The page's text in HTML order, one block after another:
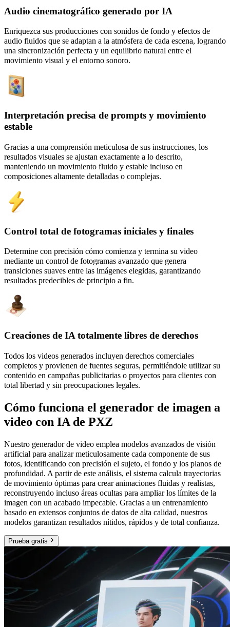
Audio cinematográfico generado por IA
Enriquezca sus producciones con sonidos de fondo y efectos de
audio fluidos que se adaptan a la atmósfera de cada escena, logrando
una sincronización perfecta y un equilibrio natural entre el
movimiento visual y el entorno sonoro.
Interpretación precisa de prompts y movimiento
estable
Gracias a una comprensión meticulosa de sus instrucciones, los
resultados visuales se ajustan exactamente a lo descrito,
manteniendo un movimiento fluido y estable incluso en
composiciones altamente detalladas o complejas.
Control total de fotogramas iniciales y finales
Determine con precisión cómo comienza y termina su video
mediante un control de fotogramas avanzado que genera
transiciones suaves entre las imágenes elegidas, garantizando
resultados predecibles de principio a fin.
Creaciones de IA totalmente libres de derechos
Todos los videos generados incluyen derechos comerciales
completos y provienen de fuentes seguras, permitiéndole utilizar su
contenido en campañas publicitarias o proyectos para clientes con
total libertad y sin preocupaciones legales.
Cómo funciona el generador de imagen a
video con IA de PXZ
Nuestro generador de video emplea modelos avanzados de visión
artificial para analizar meticulosamente cada componente de sus
fotos, identificando con precisión el sujeto, el fondo y los planos de
profundidad. A partir de este análisis, el sistema calcula trayectorias
de movimiento óptimas para crear animaciones fluidas y realistas,
reconstruyendo incluso áreas ocultas para ampliar los límites de la
imagen con un acabado impecable. Gracias a un entrenamiento
basado en extensos conjuntos de datos de alta calidad, nuestros
modelos garantizan resultados nítidos, rápidos y de total confianza.
Prueba gratis